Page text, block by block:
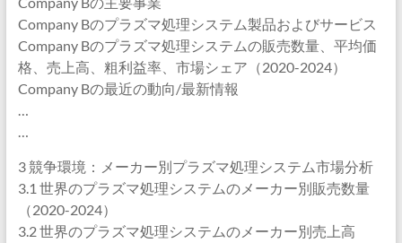
Company Bのプラズマ処理システム製品およびサービス
Company Bのプラズマ処理システムの販売数量、平均価
格、売上高、粗利益率、市場シェア（2020-2024）
Company Bの最近の動向/最新情報
…
…
3 競争環境：メーカー別プラズマ処理システム市場分析
3.1 世界のプラズマ処理システムのメーカー別販売数量
（2020-2024）
3.2 世界のプラズマ処理システムのメーカー別売上高